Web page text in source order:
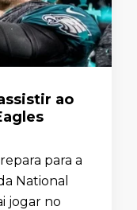
ao
para a
National
jogar no